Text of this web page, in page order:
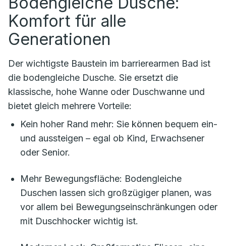
Komfort für alle
Generationen
Der wichtigste Baustein im barrierearmen Bad ist
die bodengleiche Dusche. Sie ersetzt die
klassische, hohe Wanne oder Duschwanne und
bietet gleich mehrere Vorteile:
Kein hoher Rand mehr: Sie können bequem ein-
und aussteigen – egal ob Kind, Erwachsener
oder Senior.
Mehr Bewegungsfläche: Bodengleiche
Duschen lassen sich großzügiger planen, was
vor allem bei Bewegungseinschränkungen oder
mit Duschhocker wichtig ist.